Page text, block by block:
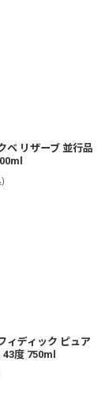
ベ リザーブ 並行品
ィディック ピュア
度 750ml